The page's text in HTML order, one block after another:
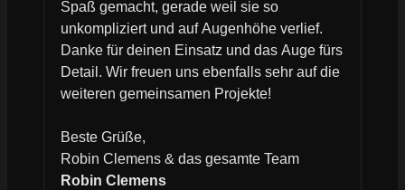
Spaß gemacht, gerade weil sie so
unkompliziert und auf Augenhöhe verlief.
Danke für deinen Einsatz und das Auge fürs
Detail. Wir freuen uns ebenfalls sehr auf die
weiteren gemeinsamen Projekte!
Beste Grüße,
Robin Clemens & das gesamte Team
Robin Clemens